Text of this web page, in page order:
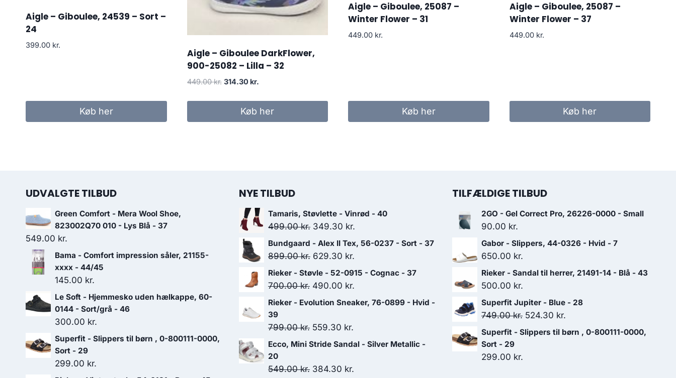
Aigle – Giboulee, 24539 – Sort –
24
399.00 kr.
Køb her
Aigle – Giboulee DarkFlower,
900-25082 – Lilla – 32
449.00kr. Den
314.30 kr.
er:
Køb her
Aigle – Giboulee, 25087 –
Winter Flower – 31
449.00 kr.
Køb her
Aigle – Giboulee, 25087 –
Winter Flower – 37
449.00 kr.
Køb her
UDVALGTE TILBUD
Green Comfort - Mera Wool Shoe,
823002Q70 010 - Lys Blå - 37
549.00 kr.
Bama - Comfort impression såler, 21155-
xxxx - 44/45
145.00 kr.
Le Soft - Hjemmesko uden hælkappe, 60-
0144 - Sort/grå - 46
300.00 kr.
Superfit - Slippers til børn , 0-800111-0000,
Sort - 29
299.00 kr.
NYE TILBUD
Tamaris, Støvlette - Vinrød - 40
499.00kr. Den
oprindelige
pris
499.00 kr..
349.30 kr.
aktuelle
349.30 kr..
Bundgaard - Alex II Tex, 56-0237 - Sort - 37
899.00kr. Den
oprindelige
pris
629.30 kr.
aktuelle
629.30 kr..
Rieker - Støvle - 52-0915 - Cognac - 37
700.00kr. Den
oprindelige
var:
700.00 kr..
490.00 kr.
aktuelle
490.00 kr..
Rieker - Evolution Sneaker, 76-0899 - Hvid -
39
799.00kr. Den
oprindelige
var:
559.30 kr.
aktuelle
Ecco, Mini Stride Sandal - Silver Metallic -
20
549.00kr. Den
384.30 kr.
TILFÆLDIGE TILBUD
2GO - Gel Correct Pro, 26226-0000 - Small
90.00 kr.
Gabor - Slippers, 44-0326 - Hvid - 7
650.00 kr.
Rieker - Sandal til herrer, 21491-14 - Blå - 43
500.00 kr.
Superfit Jupiter - Blue - 28
749.00kr. Den
oprindelige
524.30 kr.
aktuelle
Superfit - Slippers til børn , 0-800111-0000,
Sort - 29
299.00 kr.